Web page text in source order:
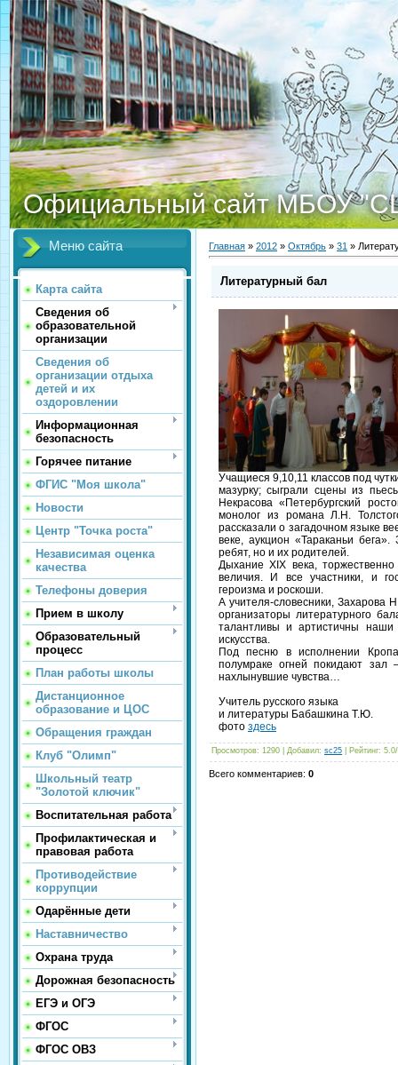
Официальный сайт МБОУ
Меню сайта
Карта сайта
Сведения об
образовательной
организации
Сведения об
организации отдыха
детей и их
оздоровлении
Информационная
безопасность
Горячее питание
ФГИС "Моя школа"
Новости
Центр "Точка роста"
Независимая оценка
качества
Телефоны доверия
Прием в школу
Образовательный
процесс
План работы школы
Дистанционное
образование и ЦОС
Обращения граждан
Клуб "Олимп"
Школьный театр
"Золотой ключик"
Воспитательная работа
Профилактическая и
правовая работа
Противодействие
коррупции
Одарённые дети
Наставничество
Охрана труда
Дорожная безопасность
ЕГЭ и ОГЭ
ФГОС
ФГОС ОВЗ
Главная » 2012 » Октябрь » 31 »
Литературный бал
Учащиеся 9,10,11 классов под
мазурку; сыграли сцены из
Некрасова «Петербургский
монолог из романа Л.Н.
рассказали о загадочном языке
веке, аукцион «Тараканьи
ребят, но и их родителей.
Дыхание XIX века,
величия. И все участники, и
героизма и роскоши.
А учителя-словесники,
организаторы литературного
талантливы и артистичны наши
искусства.
Под песню в исполнении
полумраке огней покидают
нахлынувшие чувства…
Учитель русского языка
и литературы Бабашкина Т.Ю.
фото здесь
Просмотров: 1290 | Добавил: sc25 Рейтинг: 5.0/
Всего комментариев: 0